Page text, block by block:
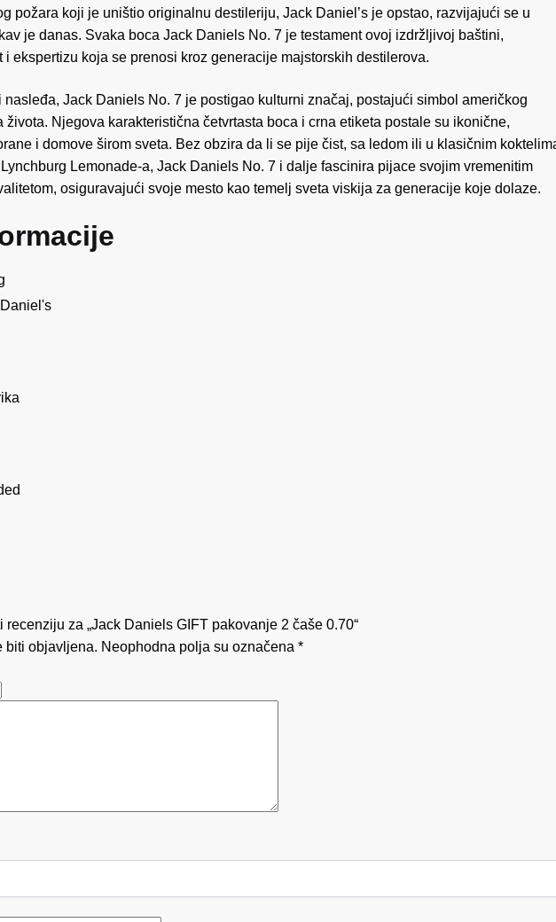
požara koji je uništio originalnu destileriju, Jack Daniel’s je opstao, razvijajući se u
je danas. Svaka boca Jack Daniels No. 7 je testament ovoj izdržljivoj baštini,
ekspertizu koja se prenosi kroz generacije majstorskih destilerova.
Jack Daniels No. 7 je postigao kulturni značaj, postajući simbol američkog
Njegova karakteristična četvrtasta boca i crna etiketa postale su ikonične,
i domove širom sveta. Bez obzira da li se pije čist, sa ledom ili u klasičnim
Lemonade-a, Jack Daniels No. 7 i dalje fascinira pijace svojim vremenitim
osiguravajući svoje mesto kao temelj sveta viskija za generacije koje dolaze.
za „Jack Daniels GIFT pakovanje 2 čaše 0.70“
biti objavljena. Neophodna polja su označena *